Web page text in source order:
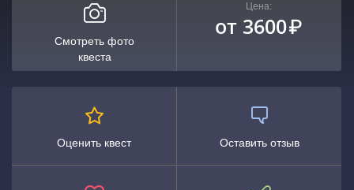
Смотреть фото
квеста
Цена:
от 3600₽
Оценить квест Оставить отзыв